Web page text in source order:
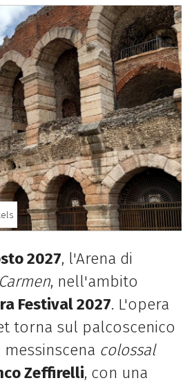
2027, l'Arena di
Carmen, nell'ambito
Festival 2027. L'opera
torna sul palcoscenico
colossal
Zeffirelli, con una